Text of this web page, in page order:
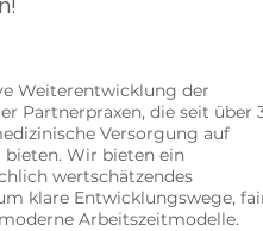
Weiterentwicklung der
Partnerpraxen, die seit über
Versorgung auf
Wir bieten ein
wertschätzendes
klare Entwicklungswege,
Arbeitszeitmodelle.